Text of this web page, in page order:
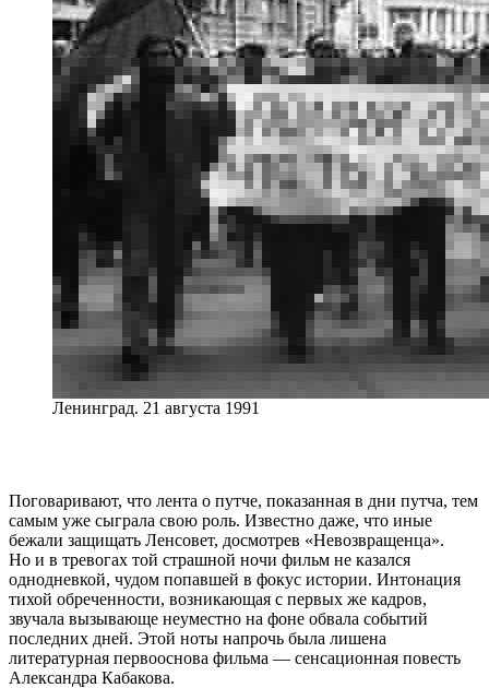
Ленинград. 21 августа 1991
Поговаривают, что лента о путче, показанная в дни путча, тем
самым уже сыграла свою роль. Известно даже, что иные
бежали защищать Ленсовет, досмотрев «Невозвращенца».
Но и в тревогах той страшной ночи фильм не казался
однодневкой, чудом попавшей в фокус истории. Интонация
тихой обреченности, возникающая с первых же кадров,
звучала вызывающе неуместно на фоне обвала событий
последних дней. Этой ноты напрочь была лишена
литературная первооснова фильма — сенсационная повесть
Александра Кабакова.